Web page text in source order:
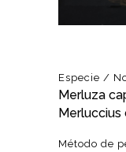
Especie /
Merluza
Método de